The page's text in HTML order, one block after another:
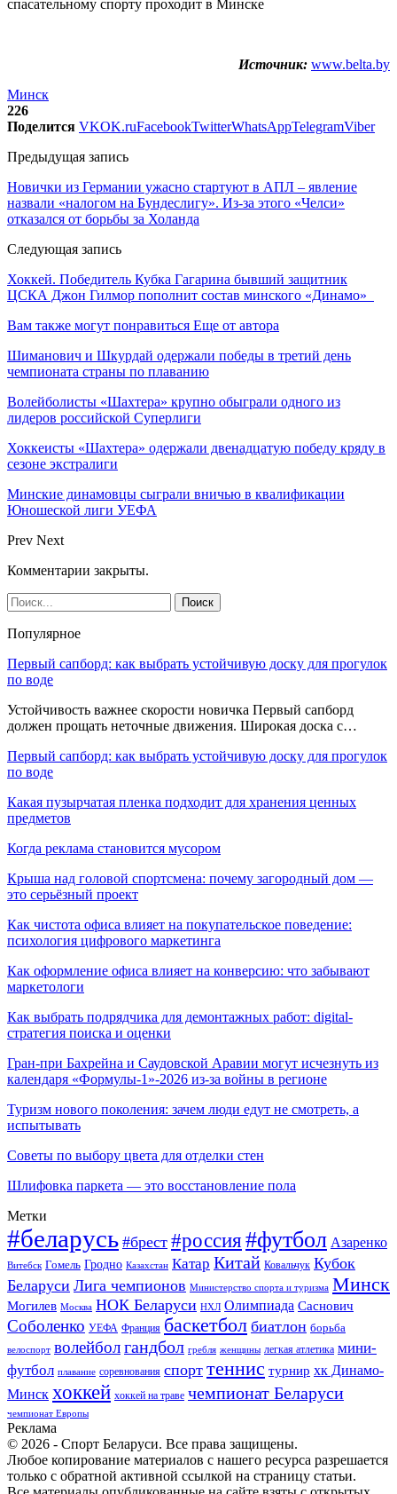
Источник: www.belta.by
Минск
226
Поделится VKOK.ruFacebookTwitterWhatsAppTelegramViber
Предыдущая запись
Новички из Германии ужасно стартуют в АПЛ – явление
назвали «налогом на Бундеслигу». Из-за этого «Челси»
отказался от борьбы за Холанда
Следующая запись
Хоккей. Победитель Кубка Гагарина бывший защитник
ЦСКА Джон Гилмор пополнит состав минского «Динамо»
Вам также могут понравиться Еще от автора
Шиманович и Шкурдай одержали победы в третий день
чемпионата страны по плаванию
Волейболисты «Шахтера» крупно обыграли одного из
лидеров российской Суперлиги
Хоккеисты «Шахтера» одержали двенадцатую победу кряду в
сезоне экстралиги
Минские динамовцы сыграли вничью в квалификации
Юношеской лиги УЕФА
Prev Next
Комментарии закрыты.
Популярное
Первый сапборд: как выбрать устойчивую доску для прогулок
по воде
Устойчивость важнее скорости новичка Первый сапборд
должен прощать неточные движения. Широкая доска с…
Первый сапборд: как выбрать устойчивую доску для прогулок
по воде
Какая пузырчатая пленка подходит для хранения ценных
предметов
Когда реклама становится мусором
Крыша над головой спортсмена: почему загородный дом —
это серьёзный проект
Как чистота офиса влияет на покупательское поведение:
психология цифрового маркетинга
Как оформление офиса влияет на конверсию: что забывают
маркетологи
Как выбрать подрядчика для демонтажных работ: digital-
стратегия поиска и оценки
Гран-при Бахрейна и Саудовской Аравии могут исчезнуть из
календаря «Формулы-1»-2026 из-за войны в регионе
Туризм нового поколения: зачем люди едут не смотреть, а
испытывать
Советы по выбору цвета для отделки стен
Шлифовка паркета — это восстановление пола
Метки
#беларусь #брест #россия#футбол Азаренко
Витебск Гомель Гродно Казахстан Катар Китай Ковальчук Кубок
Беларуси Лига чемпионов Министерство спорта и туризма Минск
Могилев Москва НОК Беларуси НХЛ Олимпиада Саснович
Соболенко УЕФА Франция баскетбол биатлон борьба
велоспорт волейболгандбол гребля женщины легкая атлетика мини-
футбол плавание соревнования спорт теннис турнир хк Динамо-
Минск хоккей хоккей на траве чемпионат Беларуси
чемпионат Европы
Реклама
© 2026 - Спорт Беларуси. Все права защищены.
Любое копирование материалов с нашего ресурса разрешается
только с обратной активной ссылкой на страницу статьи.